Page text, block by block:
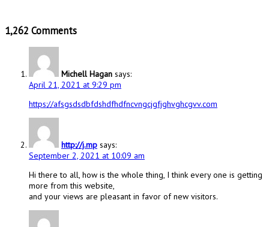
1,262 Comments
Michell Hagan says:
April 21, 2021 at 9:29 pm
https://afsgsdsdbfdshdfhdfncvngcjgfjghvghcgvv.com
http://j.mp says:
September 2, 2021 at 10:09 am
Hi there to all, how is the whole thing, I think every one is getting
more from this website,
and your views are pleasant in favor of new visitors.